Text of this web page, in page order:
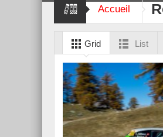
Accueil
Grid List